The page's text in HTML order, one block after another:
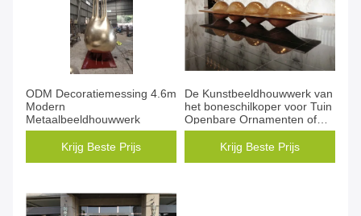
ODM Decoratiemessing 4.6m
Modern
Metaalbeeldhouwwerk
Krijg Beste Prijs
De Kunstbeeldhouwwerk van
het boneschilkoper voor Tuin
Openbare Ornamenten of
Hoteldecoratie
Krijg Beste Prijs